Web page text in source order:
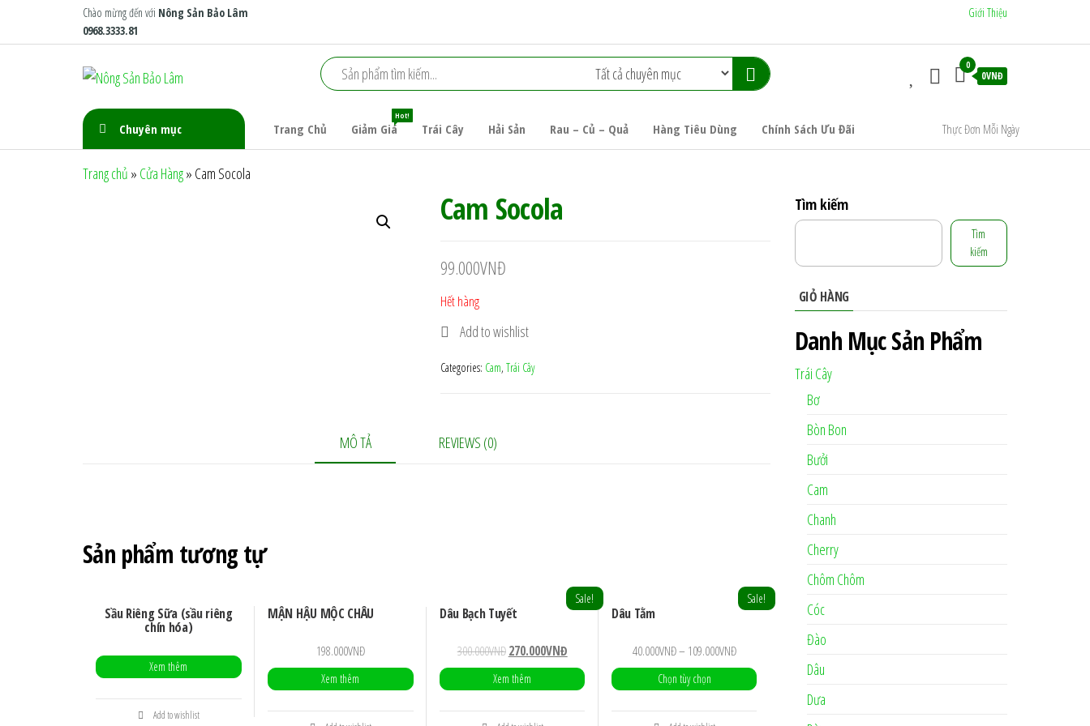
Chào mừng đến với Nông Sản Bảo Lâm
0968.3333.81
Giới Thiệu
Sản
Lâm
Xanh
0
0VNĐ
Chuyên mục Trang Chủ Giảm Giá
Hot!
Trái Cây Hải Sản Rau – Củ – Quả Hàng Tiêu Dùng Chính Sách Ưu Đãi Thực Đơn Mỗi Ngày
Trang chủ » Cửa Hàng» Cam Socola
Cam Socola
99.000VNĐ
Hết hàng
Add to wishlist
Categories: Cam, Trái Cây
MÔ TẢ REVIEWS (0)
Sản phẩm tương tự
Sầu Riêng Sữa (sầu riêng
chín hóa)
Xem thêm
Add to wishlist
MẬN HẬU MỘC CHÂU
198.000VNĐ
Xem thêm
Dâu Bạch Tuyết
Sale!
300.000VNĐ 270.000VNĐ
Xem thêm
Dâu Tằm
Sale!
40.000VNĐ– 109.000VNĐ
Chọn tùy chọn
Tìm kiếm
Tìm
kiếm
GIỎ HÀNG
Danh Mục Sản Phẩm
Trái Cây
Bơ
Bòn Bon
Bưởi
Cam
Chanh
Cherry
Chôm Chôm
Cóc
Đào
Dâu
Dưa